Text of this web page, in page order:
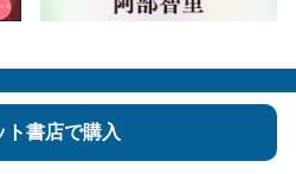
ト書店で購入
版のご案内 お問合せ
ライン Number Web
© Bungeishunju Ltd.